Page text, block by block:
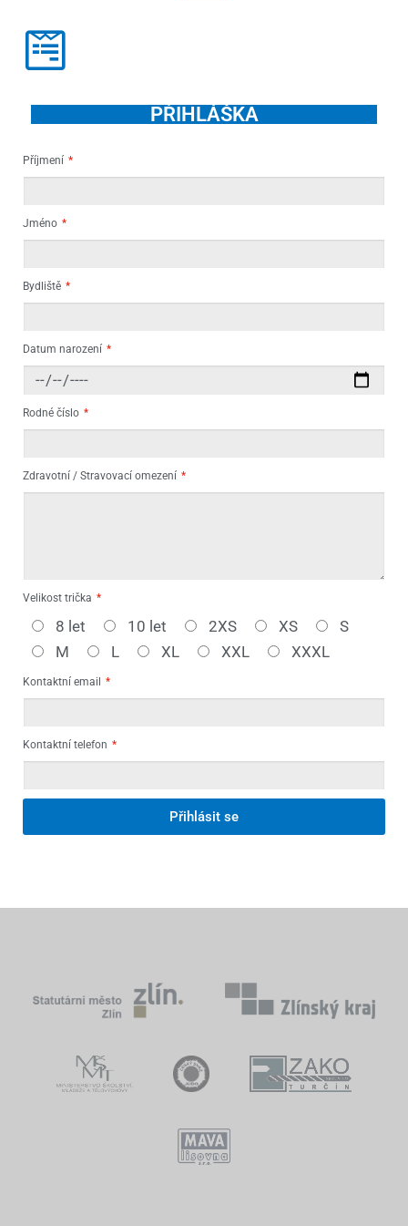
PŘIHLÁŠKA
Příjmení
Jméno
Bydliště
Datum narození
Rodné číslo
Zdravotní / Stravovací omezení
Velikost trička
8 let 10 let 2XS XS
S
M
L XL XXL XXXL
Kontaktní email
Kontaktní telefon
Přihlásit se